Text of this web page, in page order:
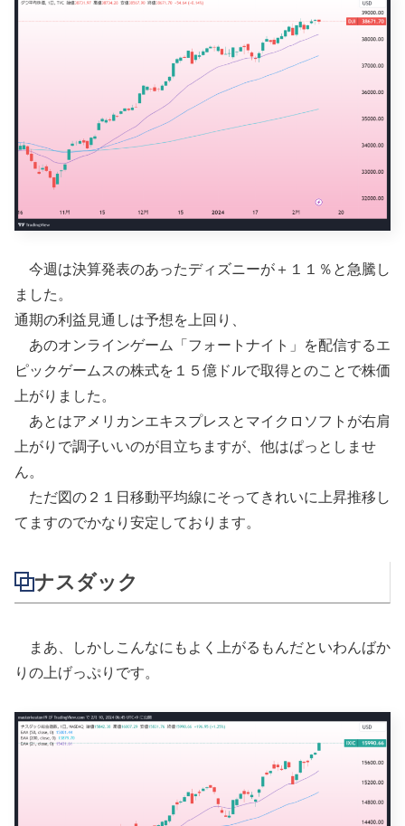
今週は決算発表のあったディズニーが＋１１％と急騰し
ました。
通期の利益見通しは予想を上回り、
あのオンラインゲーム「フォートナイト」を配信するエ
ピックゲームスの株式を１５億ドルで取得とのことで株価
上がりました。
あとはアメリカンエキスプレスとマイクロソフトが右肩
上がりで調子いいのが目立ちますが、他はぱっとしませ
ん。
ただ図の２１日移動平均線にそってきれいに上昇推移し
てますのでかなり安定しております。
ナスダック
まあ、しかしこんなにもよく上がるもんだといわんばか
りの上げっぷりです。